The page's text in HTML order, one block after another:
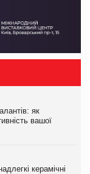
як
вашої
керамічні